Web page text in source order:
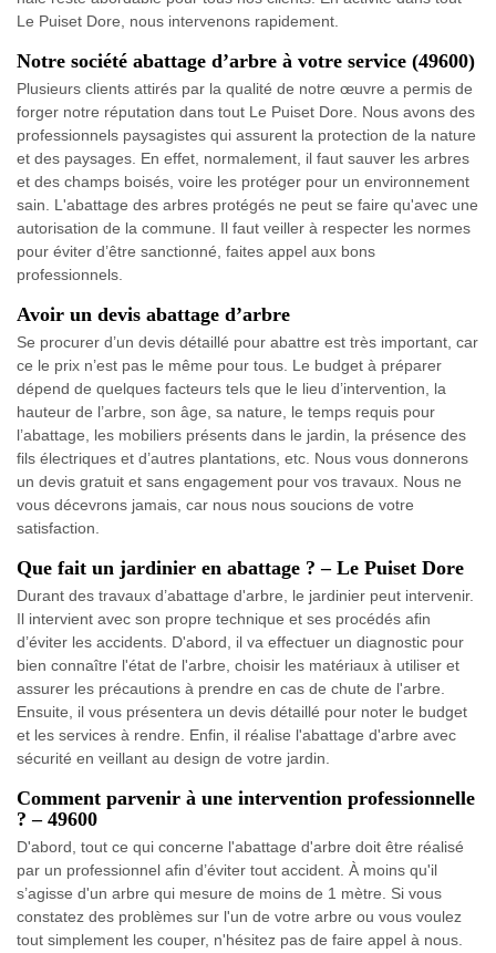
Le Puiset Dore, nous intervenons rapidement.
Notre société abattage d’arbre à votre service (49600)
Plusieurs clients attirés par la qualité de notre œuvre a permis de
forger notre réputation dans tout Le Puiset Dore. Nous avons des
professionnels paysagistes qui assurent la protection de la nature
et des paysages. En effet, normalement, il faut sauver les arbres
et des champs boisés, voire les protéger pour un environnement
sain. L'abattage des arbres protégés ne peut se faire qu'avec une
autorisation de la commune. Il faut veiller à respecter les normes
pour éviter d’être sanctionné, faites appel aux bons
professionnels.
Avoir un devis abattage d’arbre
Se procurer d’un devis détaillé pour abattre est très important, car
ce le prix n’est pas le même pour tous. Le budget à préparer
dépend de quelques facteurs tels que le lieu d’intervention, la
hauteur de l’arbre, son âge, sa nature, le temps requis pour
l’abattage, les mobiliers présents dans le jardin, la présence des
fils électriques et d’autres plantations, etc. Nous vous donnerons
un devis gratuit et sans engagement pour vos travaux. Nous ne
vous décevrons jamais, car nous nous soucions de votre
satisfaction.
Que fait un jardinier en abattage ? – Le Puiset Dore
Durant des travaux d’abattage d'arbre, le jardinier peut intervenir.
Il intervient avec son propre technique et ses procédés afin
d’éviter les accidents. D'abord, il va effectuer un diagnostic pour
bien connaître l'état de l'arbre, choisir les matériaux à utiliser et
assurer les précautions à prendre en cas de chute de l'arbre.
Ensuite, il vous présentera un devis détaillé pour noter le budget
et les services à rendre. Enfin, il réalise l'abattage d'arbre avec
sécurité en veillant au design de votre jardin.
Comment parvenir à une intervention professionnelle
? – 49600
D'abord, tout ce qui concerne l'abattage d'arbre doit être réalisé
par un professionnel afin d’éviter tout accident. À moins qu'il
s’agisse d'un arbre qui mesure de moins de 1 mètre. Si vous
constatez des problèmes sur l'un de votre arbre ou vous voulez
tout simplement les couper, n'hésitez pas de faire appel à nous.